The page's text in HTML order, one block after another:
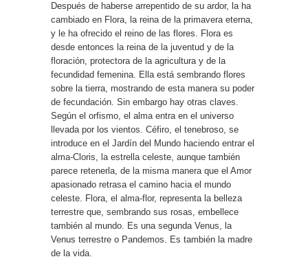
Después de haberse arrepentido de su ardor, la ha
cambiado en Flora, la reina de la primavera eterna,
y le ha ofrecido el reino de las flores. Flora es
desde entonces la reina de la juventud y de la
floración, protectora de la agricultura y de la
fecundidad femenina. Ella está sembrando flores
sobre la tierra, mostrando de esta manera su poder
de fecundación. Sin embargo hay otras claves.
Según el orfismo, el alma entra en el universo
llevada por los vientos. Céfiro, el tenebroso, se
introduce en el Jardín del Mundo haciendo entrar el
alma-Cloris, la estrella celeste, aunque también
parece retenerla, de la misma manera que el Amor
apasionado retrasa el camino hacia el mundo
celeste. Flora, el alma-flor, representa la belleza
terrestre que, sembrando sus rosas, embellece
también al mundo. Es una segunda Venus, la
Venus terrestre o Pandemos. Es también la madre
de la vida.